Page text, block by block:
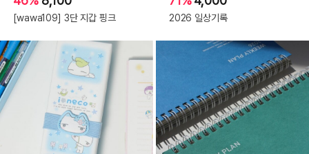
[wawa109] 3단 지갑 핑크 2026 일상기록